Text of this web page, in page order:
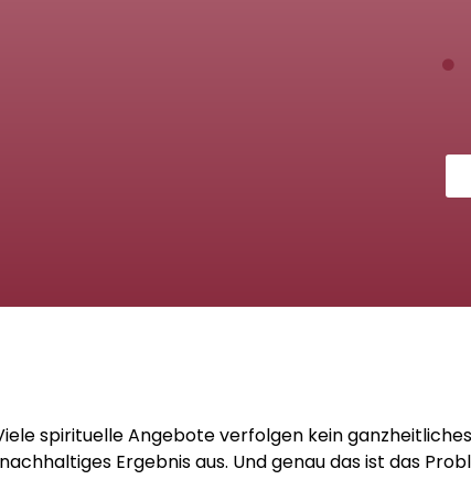
spirituelle Angebote verfolgen kein
Ergebnis aus. Und genau das ist das